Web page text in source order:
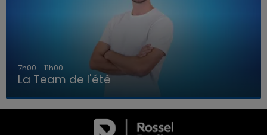
LA TEAM DE L'ÉTÉ
7h00 - 11h00
La Team de l'été